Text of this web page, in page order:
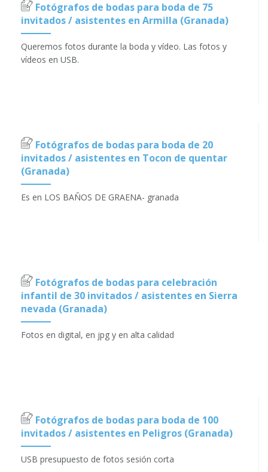
Fotógrafos de bodas para boda de 75
invitados / asistentes en Armilla (Granada)
Queremos fotos durante la boda y vídeo. Las fotos y
vídeos en USB.
Fotógrafos de bodas para boda de 20
invitados / asistentes en Tocon de quentar
(Granada)
Es en LOS BAÑOS DE GRAENA- granada
Fotógrafos de bodas para celebración
infantil de 30 invitados / asistentes en Sierra
nevada (Granada)
Fotos en digital, en jpg y en alta calidad
Fotógrafos de bodas para boda de 100
invitados / asistentes en Peligros (Granada)
USB presupuesto de fotos sesión corta